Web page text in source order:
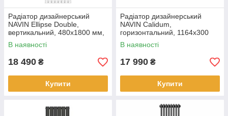
Радіатор дизайнерський
NAVIN Ellipse Double,
вертикальний, 480x1800 мм,
1532 Вт, бічне підключення,
білий
В наявності
18 490 ₴
Купити
Радіатор дизайнерський
NAVIN Calidum,
горизонтальний, 1164x300
мм, 812 Вт, нижнє
підключення 50 мм, білий
В наявності
17 990 ₴
Купити